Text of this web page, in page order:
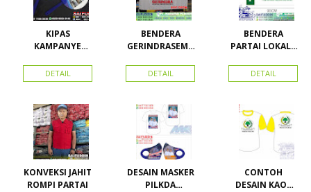
KIPAS
KAMPANYE
DETAIL
BENDERA
GERINDRASEMU
DETAIL
BENDERA
PARTAI LOKAL /
ACEH
DETAIL
KONVEKSI JAHIT
ROMPI PARTAI
DESAIN MASKER
PILKDA
CONTOH
DESAIN KAOS